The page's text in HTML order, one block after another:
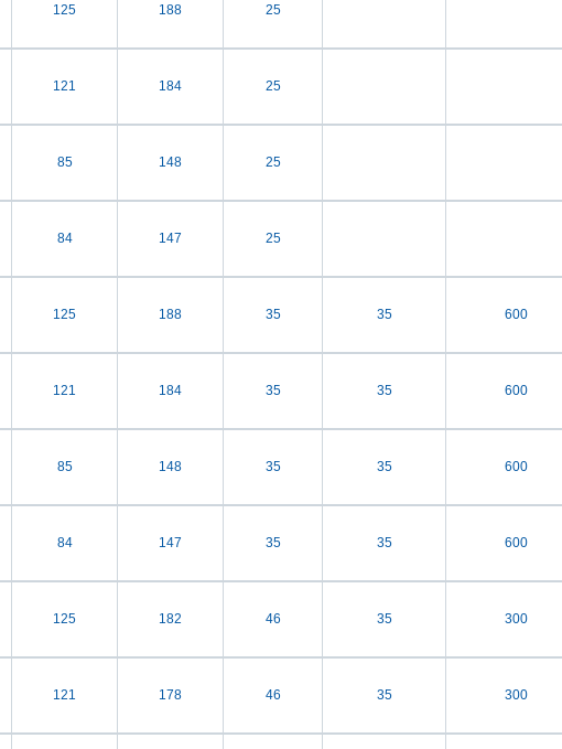
125 188 25
121 184 25
85 148 25
84 147 25
125 188 35 35 600
121 184 35 35 600
85 148 35 35 600
84 147 35 35 600
125 182 46 35 300
121 178 46 35 300